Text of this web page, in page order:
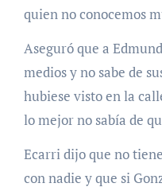
quien no conocemos
Aseguró que a
medios y no sabe de
hubiese visto en la
lo mejor no sabía de
Ecarri dijo que no
con nadie y que si